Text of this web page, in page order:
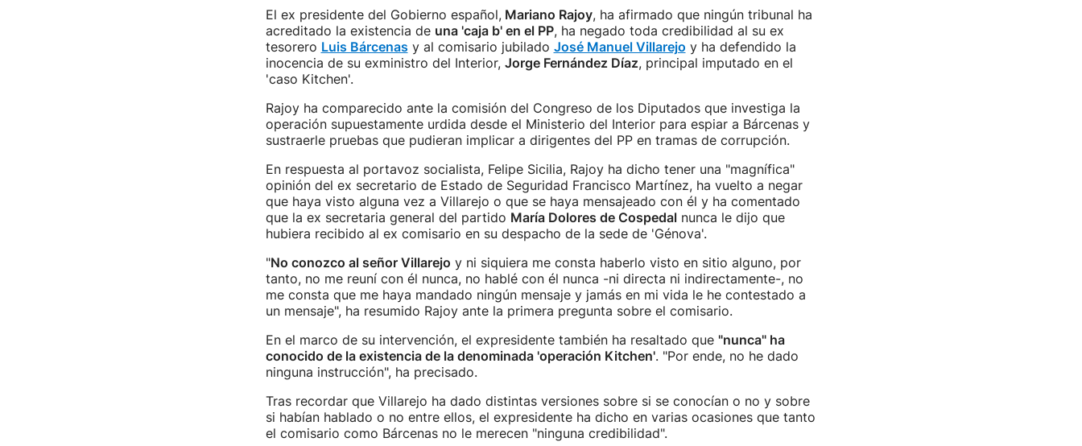
El ex presidente del Gobierno español,Mariano Rajoy, ha afirmado que ningún tribunal ha
acreditado la existencia de una 'caja b' en el PP, ha negado toda credibilidad al su ex
tesorero Luis Bárcenasy al comisario jubilado José Manuel Villarejo y ha defendido la
inocencia de su exministro del Interior, Jorge Fernández Díaz, principal imputado en el
'caso Kitchen'.
Rajoy ha comparecido ante la comisión del Congreso de los Diputados que investiga la
operación supuestamente urdida desde el Ministerio del Interior para espiar a Bárcenas y
sustraerle pruebas que pudieran implicar a dirigentes del PP en tramas de corrupción.
En respuesta al portavoz socialista, Felipe Sicilia, Rajoy ha dicho tener una "magnífica"
opinión del ex secretario de Estado de Seguridad Francisco Martínez, ha vuelto a negar
que haya visto alguna vez a Villarejo o que se haya mensajeado con él y ha comentado
que la ex secretaria general del partido María Dolores de Cospedalnunca le dijo que
hubiera recibido al ex comisario en su despacho de la sede de 'Génova'.
"No conozco al señor Villarejo y ni siquiera me consta haberlo visto en sitio alguno, por
tanto, no me reuní con él nunca, no hablé con él nunca -ni directa ni indirectamente-, no
me consta que me haya mandado ningún mensaje y jamás en mi vida le he contestado a
un mensaje", ha resumido Rajoy ante la primera pregunta sobre el comisario.
En el marco de su intervención, el expresidente también ha resaltado que "nunca" ha
conocido de la existencia de la denominada 'operación Kitchen'. "Por ende, no he dado
ninguna instrucción", ha precisado.
Tras recordar que Villarejo ha dado distintas versiones sobre si se conocían o no y sobre
si habían hablado o no entre ellos, el expresidente ha dicho en varias ocasiones que tanto
el comisario como Bárcenas no le merecen "ninguna credibilidad".